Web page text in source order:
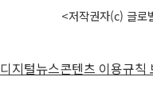
<저작권자(c) 글
디지털뉴스콘텐츠 이용규칙